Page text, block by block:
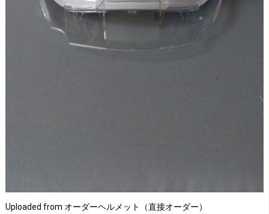
Uploaded from オーダーヘルメット（直接オーダー）